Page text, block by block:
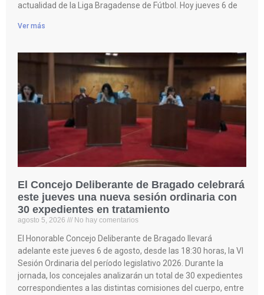
actualidad de la Liga Bragadense de Fútbol. Hoy jueves 6 de
Ver más
El Concejo Deliberante de Bragado celebrará
este jueves una nueva sesión ordinaria con
30 expedientes en tratamiento
agosto 5, 2026 No hay comentarios
El Honorable Concejo Deliberante de Bragado llevará
adelante este jueves 6 de agosto, desde las 18:30 horas, la VI
Sesión Ordinaria del período legislativo 2026. Durante la
jornada, los concejales analizarán un total de 30 expedientes
correspondientes a las distintas comisiones del cuerpo, entre